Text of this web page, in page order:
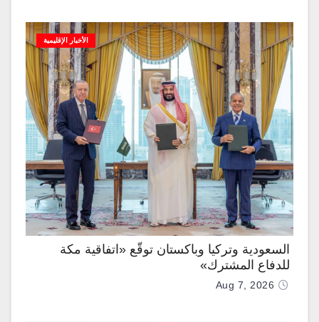
الأخبار الإقليمية
السعودية وتركيا وباكستان توقّع «اتفاقية مكة
للدفاع المشترك»
Aug 7, 2026